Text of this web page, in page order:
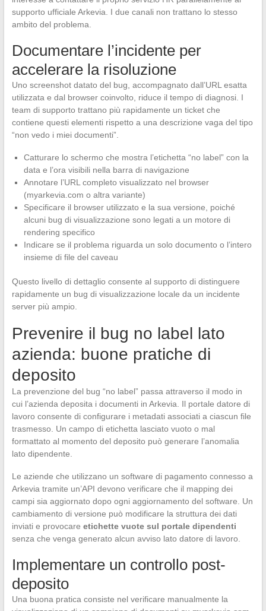
supporto ufficiale Arkevia. I due canali non trattano lo stesso
ambito del problema.
Documentare l’incidente per
accelerare la risoluzione
Uno screenshot datato del bug, accompagnato dall’URL esatta
utilizzata e dal browser coinvolto, riduce il tempo di diagnosi. I
team di supporto trattano più rapidamente un ticket che
contiene questi elementi rispetto a una descrizione vaga del tipo
“non vedo i miei documenti”.
Catturare lo schermo che mostra l’etichetta “no label” con la
data e l’ora visibili nella barra di navigazione
Annotare l’URL completo visualizzato nel browser
(myarkevia.com o altra variante)
Specificare il browser utilizzato e la sua versione, poiché
alcuni bug di visualizzazione sono legati a un motore di
rendering specifico
Indicare se il problema riguarda un solo documento o l’intero
insieme di file del caveau
Questo livello di dettaglio consente al supporto di distinguere
rapidamente un bug di visualizzazione locale da un incidente
server più ampio.
Prevenire il bug no label lato
azienda: buone pratiche di
deposito
La prevenzione del bug “no label” passa attraverso il modo in
cui l’azienda deposita i documenti in Arkevia. Il portale datore di
lavoro consente di configurare i metadati associati a ciascun file
trasmesso. Un campo di etichetta lasciato vuoto o mal
formattato al momento del deposito può generare l’anomalia
lato dipendente.
Le aziende che utilizzano un software di pagamento connesso a
Arkevia tramite un’API devono verificare che il mapping dei
campi sia aggiornato dopo ogni aggiornamento del software. Un
cambiamento di versione può modificare la struttura dei dati
inviati e provocare etichette vuote sul portale dipendenti
senza che venga generato alcun avviso lato datore di lavoro.
Implementare un controllo post-
deposito
Una buona pratica consiste nel verificare manualmente la